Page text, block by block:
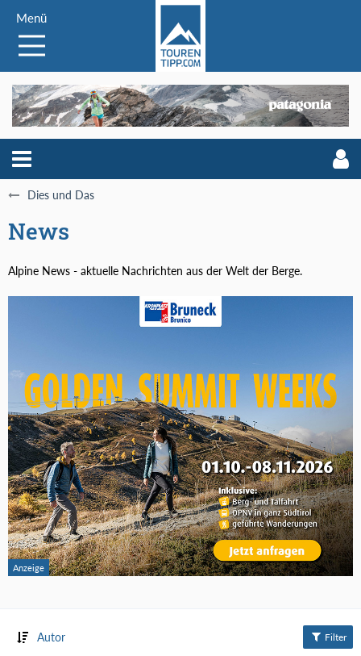
Menü
Dies und Das
News
Alpine News - aktuelle Nachrichten aus der Welt der Berge.
Autor Filter